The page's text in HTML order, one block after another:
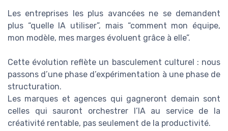
Les entreprises les plus avancées ne se demandent
plus “quelle IA utiliser”, mais “comment mon équipe,
mon modèle, mes marges évoluent grâce à elle”.
Cette évolution reflète un basculement culturel : nous
passons d’une phase d’expérimentation à une phase de
structuration.
Les marques et agences qui gagneront demain sont
celles qui sauront orchestrer l’IA au service de la
créativité rentable, pas seulement de la productivité.